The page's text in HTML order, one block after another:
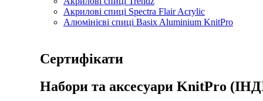
Акрилові спиці Spectra Flair Acrylic
Алюмінієві спиці Basix Aluminium KnitPro
Сертифікати
Набори та аксесуари KnitPro